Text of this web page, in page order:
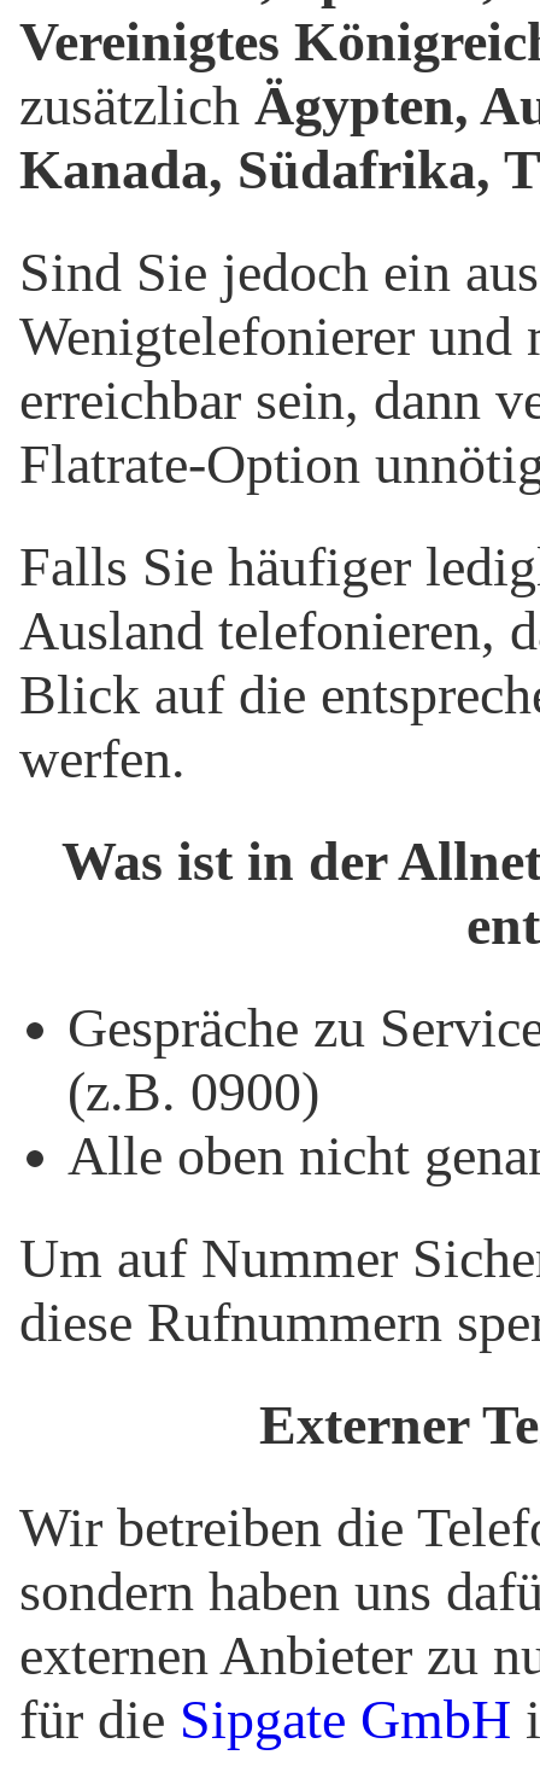
Vereinigtes
zusätzlich Ägypten,
Kanada, Südafrika,
Sind Sie jedoch ein
Wenigtelefonierer und
erreichbar sein, dann
Flatrate-Option
Falls Sie häufiger
Ausland telefonieren,
Blick auf die
werfen.
Was ist in der
Gespräche zu
(z.B. 0900)
Alle oben nicht
Um auf Nummer
diese Rufnummern
Externer
Wir betreiben die
sondern haben uns
externen Anbieter zu
für die Sipgate GmbH